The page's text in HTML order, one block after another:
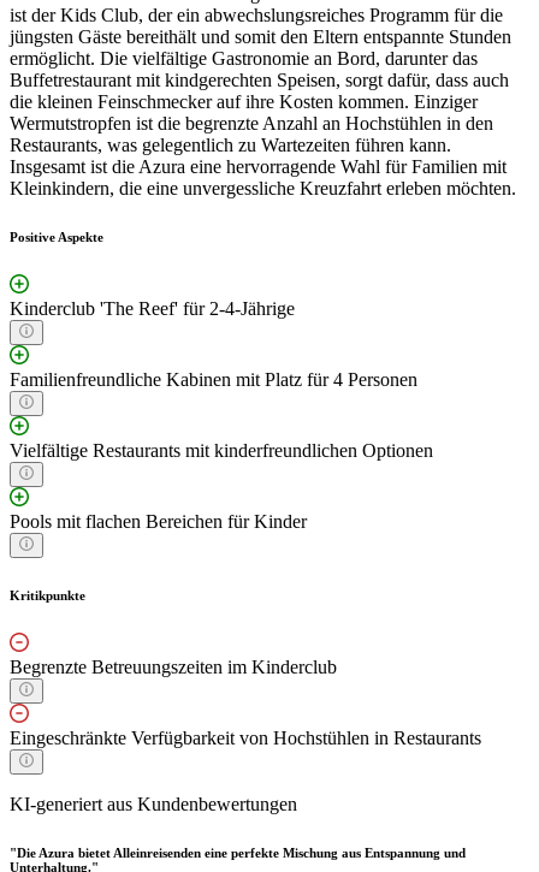
ist der Kids Club, der ein abwechslungsreiches Programm für die
jüngsten Gäste bereithält und somit den Eltern entspannte Stunden
ermöglicht. Die vielfältige Gastronomie an Bord, darunter das
Buffetrestaurant mit kindgerechten Speisen, sorgt dafür, dass auch
die kleinen Feinschmecker auf ihre Kosten kommen. Einziger
Wermutstropfen ist die begrenzte Anzahl an Hochstühlen in den
Restaurants, was gelegentlich zu Wartezeiten führen kann.
Insgesamt ist die Azura eine hervorragende Wahl für Familien mit
Kleinkindern, die eine unvergessliche Kreuzfahrt erleben möchten.
Positive Aspekte
Kinderclub 'The Reef' für 2-4-Jährige
Familienfreundliche Kabinen mit Platz für 4 Personen
Vielfältige Restaurants mit kinderfreundlichen Optionen
Pools mit flachen Bereichen für Kinder
Kritikpunkte
Begrenzte Betreuungszeiten im Kinderclub
Eingeschränkte Verfügbarkeit von Hochstühlen in Restaurants
KI-generiert aus Kundenbewertungen
"Die Azura bietet Alleinreisenden eine perfekte Mischung aus Entspannung und
Unterhaltung."